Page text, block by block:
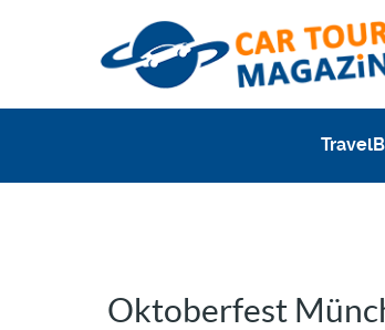
Oktoberfest